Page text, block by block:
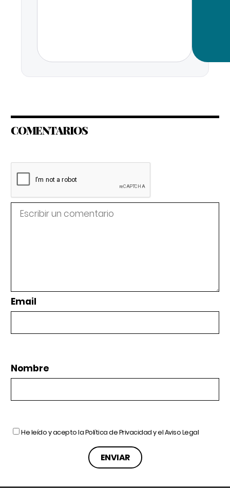
COMENTARIOS
Email
Nombre
He leído y acepto laPolítica de Privacidady elAviso Legal